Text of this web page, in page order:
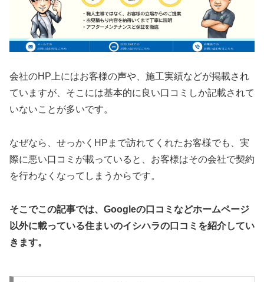
会社のHP上にはお客様の声や、施工実績などが掲載され
ていますが、そこには基本的に良い口コミしか記載されて
いないことが多いです。
なぜなら、せっかくHPまで訪れてくれたお客様でも、実
際に悪い口コミが載っていると、お客様はその会社で契約
を行わなくなってしまうからです。
そこでこの記事では、Googleの口コミなどホームページ
以外に載っている住まいのイシハラの口コミを紹介してい
きます。